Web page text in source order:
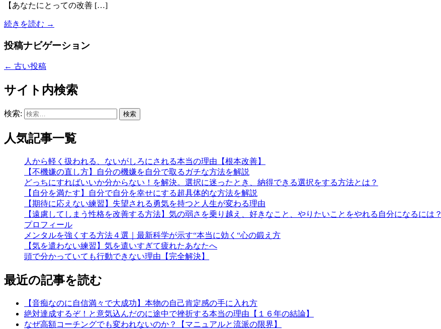
【あなたにとっての改善 […]
続きを読む →
投稿ナビゲーション
← 古い投稿
サイト内検索
検索:
人気記事一覧
人から軽く扱われる、ないがしろにされる本当の理由【根本改善】
【不機嫌の直し方】自分の機嫌を自分で取るガチな方法を解説
どっちにすればいいか分からない！を解決。選択に迷ったとき、納得できる選択をする方法とは？
【自分を満たす】自分で自分を幸せにする超具体的な方法を解説
【期待に応えない練習】失望される勇気を持つと人生が変わる理由
【遠慮してしまう性格を改善する方法】気の弱さを乗り越え、好きなこと、やりたいことをやれる自分になるには？
プロフィール
メンタルを強くする方法４選｜最新科学が示す“本当に効く“心の鍛え方
【気を遣わない練習】気を遣いすぎて疲れたあなたへ
頭で分かっていても行動できない理由【完全解決】
最近の記事を読む
【音痴なのに自信満々で大成功】本物の自己肯定感の手に入れ方
絶対達成するぞ！と意気込んだのに途中で挫折する本当の理由【１６年の結論】
なぜ高額コーチングでも変われないのか？【マニュアルと流派の限界】